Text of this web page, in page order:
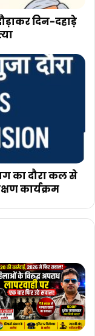
दिन-दहाड़े
का दौरा कल से
कार्यक्रम